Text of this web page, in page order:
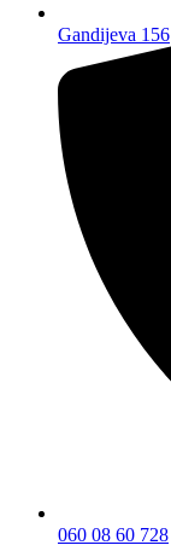
Gandijeva 156
060 08 60 728